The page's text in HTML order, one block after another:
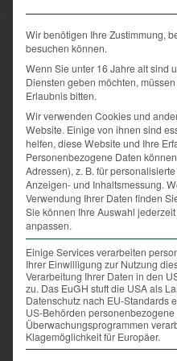
Mit dem„Kamm
Haarpflegeinstrument,
„Keilers“,also eines
Die Mutter eines
Wildschweines, nennt
Ein„Sauhund“ist nicht
sondern ein Jagdhund,
mal vor Wildschweinen
Wenn vom„Abäsen“
Wild, das die Pflanzen
„Verbissschäden“
Blättern, Zweigen oder
Wir benötigen Ihre Zustimmung,
besuchen können.
Wenn Sie unter 16 Jahre alt sind
Diensten geben möchten,
Erlaubnis bitten.
Wir verwenden Cookies und
Website. Einige von ihnen sind
helfen, diese Website und Ihre
Personenbezogene Daten
Adressen), z. B. für
Anzeigen- und Inhaltsmessung.
Verwendung Ihrer Daten finden
Sie können Ihre Auswahl
anpassen.
Einige Services verarbeiten
Ihrer Einwilligung zur Nutzung
Verarbeitung Ihrer Daten in den
zu. Das EuGH stuft die USA als
Datenschutz nach EU-Standards
US-Behörden personenbezogene
Überwachungsprogrammen
Klagemöglichkeit für Europäer.